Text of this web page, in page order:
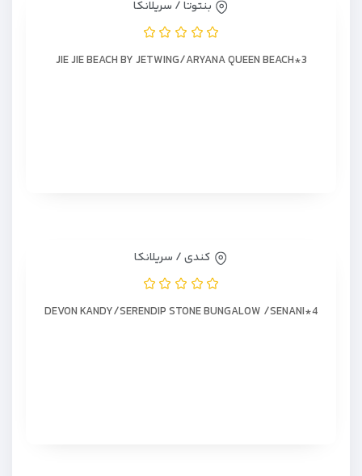
بنتوتا / سریلانکا
JIE JIE BEACH BY JETWING/ARYANA QUEEN BEACH*3
کندی / سریلانکا
DEVON KANDY/SERENDIP STONE BUNGALOW /SENANI*4